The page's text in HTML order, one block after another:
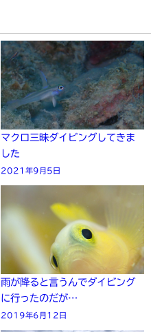
マクロ三昧ダイビングしてきま
した
2021年9月5日
雨が降ると言うんでダイビング
に行ったのだが…
2019年6月12日